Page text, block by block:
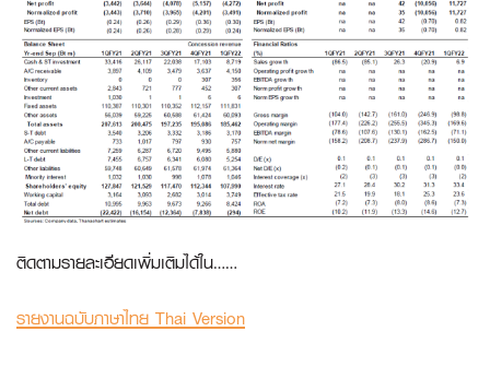
ติดตามรายละเอียดเพิ่มเติมได้ใน……
รายงานฉบับภาษาไทย Thai Version